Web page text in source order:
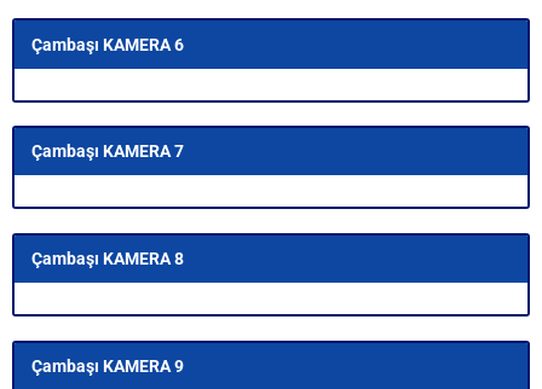
Çambaşı KAMERA 6
Çambaşı KAMERA 7
Çambaşı KAMERA 8
Çambaşı KAMERA 9